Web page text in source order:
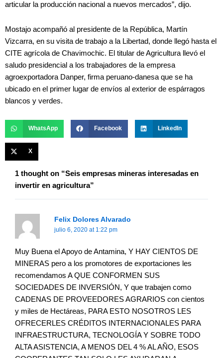
articular la producción nacional a nuevos mercados”, dijo.
Mostajo acompañó al presidente de la República, Martín
Vizcarra, en su visita de trabajo a la Libertad, donde llegó hasta el
CITE agrícola de Chavimochic. El titular de Agricultura llevó el
saludo presidencial a los trabajadores de la empresa
agroexportadora Danper, firma peruano-danesa que se ha
ubicado en el primer lugar de envíos al exterior de espárragos
blancos y verdes.
WhatsApp Facebook LinkedIn
X
1 thought on “Seis empresas mineras interesadas en
invertir en agricultura”
Felix Dolores Alvarado
julio 6, 2020 at 1:22 pm
Muy Buena el Apoyo de Antamina, Y HAY CIENTOS DE
MINERAS pero a los promotores de exportaciones les
recomendamos A QUE CONFORMEN SUS
SOCIEDADES DE INVERSIÓN, Y que trabajen como
CADENAS DE PROVEEDORES AGRARIOS con cientos
y miles de Hectáreas, PARA ESTO NOSOTROS LES
OFRECERLES CRÉDITOS INTERNACIONALES PARA
INFRAESTRUCTURA, TECNOLOGÍA Y SOBRE TODO
ALTA ASISTENCIA, A MENOS DEL 4 % AL AÑO, ESOS